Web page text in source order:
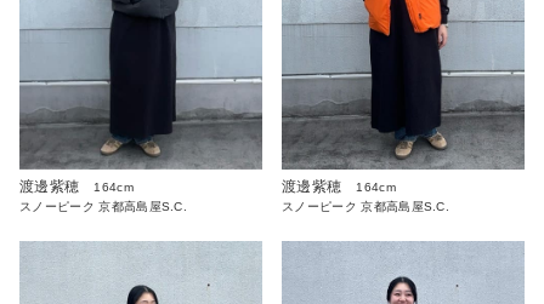
渡邊紫穂
164cm
スノーピーク 京都高島屋S.C.
渡邊紫穂
164cm
スノーピーク 京都高島屋S.C.